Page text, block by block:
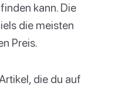
kann. Die
die meisten
Preis.
die du auf